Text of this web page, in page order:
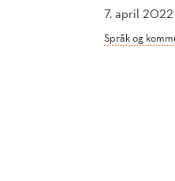
7. april
Språk og